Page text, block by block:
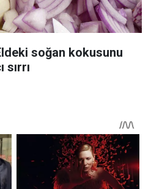
soğan kokusunu
sırrı